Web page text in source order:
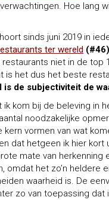
Hoe lang
sinds juni 2019 in
ter wereld
niet in de top
is het dus het beste
is de subjectiviteit de
ik kom bij de beleving in
noodzakelijke
kern vormen van wat
dat hetgeen ik hier kort
mate van herkenning
omdat het zo’n heldere
waarheid is. De
zo van toepassing dat